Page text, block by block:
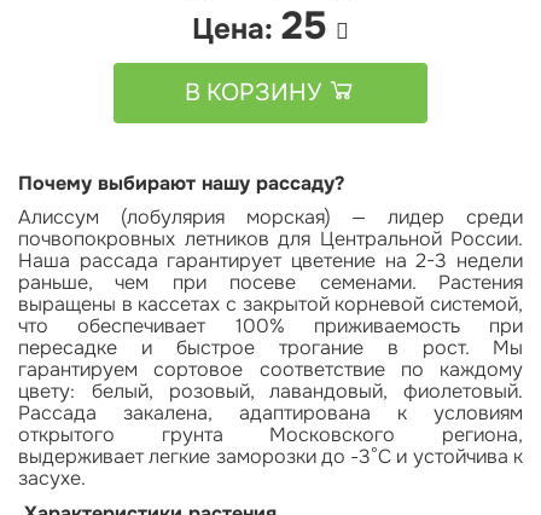
Цена: 25
В КОРЗИНУ
Почему выбирают нашу рассаду?
Алиссум (лобулярия морская) — лидер среди
почвопокровных летников для Центральной России.
Наша рассада гарантирует цветение на 2-3 недели
раньше, чем при посеве семенами. Растения
выращены в кассетах с закрытой корневой системой,
что обеспечивает 100% приживаемость при
пересадке и быстрое трогание в рост. Мы
гарантируем сортовое соответствие по каждому
цвету: белый, розовый, лавандовый, фиолетовый.
Рассада закалена, адаптирована к условиям
открытого грунта Московского региона,
выдерживает легкие заморозки до -3°C и устойчива к
засухе.